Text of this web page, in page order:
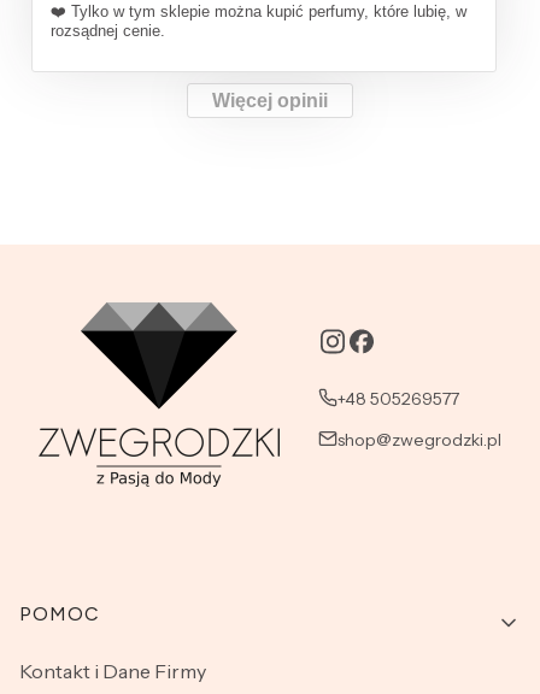
❤️ Tylko w tym sklepie można kupić perfumy, które lubię, w
rozsądnej cenie.
Więcej opinii
+48 505269577
shop@zwegrodzki.pl
Linki w stopce
POMOC
Kontakt i Dane Firmy